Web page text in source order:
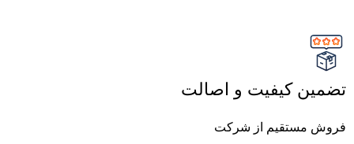
تضمین کیفیت و اصالت
فروش مستقیم از شرکت